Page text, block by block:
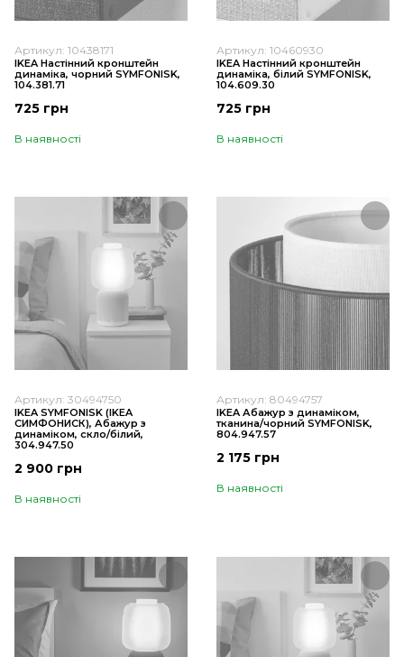
Артикул: 10438171
IKEA Настінний кронштейн
динаміка, чорний SYMFONISK,
104.381.71
725 грн
В наявності
Артикул: 10460930
IKEA Настінний кронштейн
динаміка, білий SYMFONISK,
104.609.30
725 грн
В наявності
Артикул: 30494750
IKEA SYMFONISK (ІKEA
СИМФОНИСК), Абажур з
динаміком, скло/білий,
304.947.50
2 900 грн
В наявності
Артикул: 80494757
IKEA Абажур з динаміком,
тканина/чорний SYMFONISK,
804.947.57
2 175 грн
В наявності